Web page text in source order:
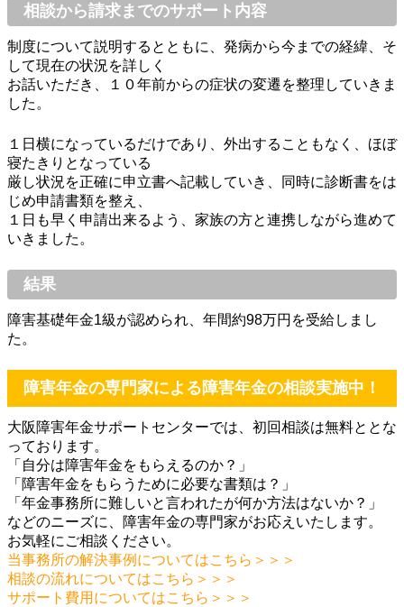
相談から請求までのサポート内容
制度について説明するとともに、発病から今までの経緯、そ
して現在の状況を詳しく
お話いただき、１０年前からの症状の変遷を整理していきま
した。
１日横になっているだけであり、外出することもなく、ほぼ
寝たきりとなっている
厳し状況を正確に申立書へ記載していき、同時に診断書をは
じめ申請書類を整え、
１日も早く申請出来るよう、家族の方と連携しながら進めて
いきました。
結果
障害基礎年金1級が認められ、年間約98万円を受給しまし
た。
障害年金の専門家による障害年金の相談実施中！
大阪障害年金サポートセンターでは、初回相談は無料ととな
っております。
「自分は障害年金をもらえるのか？」
「障害年金をもらうために必要な書類は？」
「年金事務所に難しいと言われたが何か方法はないか？」
などのニーズに、障害年金の専門家がお応えいたします。
お気軽にご相談ください。
当事務所の解決事例についてはこちら＞＞＞
相談の流れについてはこちら＞＞＞
サポート費用についてはこちら＞＞＞